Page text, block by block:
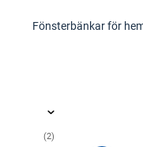
Fönsterbänkar för
2